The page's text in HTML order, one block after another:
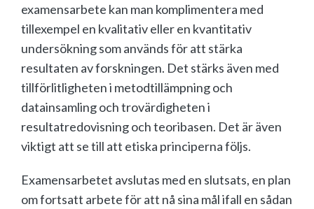
examensarbete kan man komplimentera med
tillexempel en kvalitativ eller en kvantitativ
undersökning som används för att stärka
resultaten av forskningen. Det stärks även med
tillförlitligheten i metodtillämpning och
datainsamling och trovärdigheten i
resultatredovisning och teoribasen. Det är även
viktigt att se till att etiska principerna följs.
Examensarbetet avslutas med en slutsats, en plan
om fortsatt arbete för att nå sina mål ifall en sådan